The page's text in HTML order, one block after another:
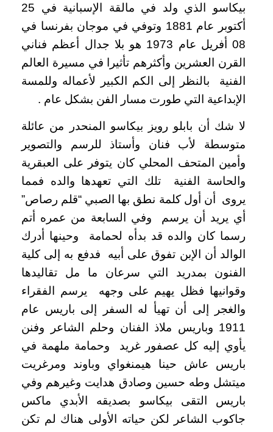
بيكاسو الذي ولد في مالقة الإسبانية في 25
أكتوبر عام 1881 وتوفي في موجان بفرنسا في
08 أفريل عام 1973 هو بلا جدال أعظم فناني
القرن العشرين وأكثرهم تأثيرا في مسيرة العالم
الفنية بالنظر إلى الكم الكبير لأعماله وللمسة
الإبداعية التي طورت مسار الفن بشكل عام .
لا شك أن بابلو رويز بيكاسو المنحدر من عائلة
متوسطة لأب فنان وأستاذ للرسم والتصوير
وأمين المتحف المحلي كان يتوفر على العبقرية
والحاسة الفنية تلك التي تعهدها والده فمما
يروى أن أول كلمة نطق بها الصبي “قلم رصاص”
أي يريد أن يرسم وفي السابعة من عمره أتم
رسما كان والده قد بدأه لحمامة وحينها أدرك
الوالد أن الإبن تفوق على أبيه فدفع به إلى كلية
الفنون بمدريد التي سرعان ما مل تقاليدها
وقوانيها فظل يهيم على وجهه يرسم الفقراء
والغجر إلى أن تهيأ له السفر إلى باريس عام
1911 وباريس ملاذ الفنان وحلم الشاعر وفنن
يأوي إليه كل عصفور غريد وحمامة ملهمة في
باريس عاش حينا هيمنغواي وباوند ومرغريت
ميتشل وطه حسين وصادق هدايت وغيرهم وفي
باريس التقى بيكاسو بصديقه الأبدي ماكس
جاكوب الشاعر لكن حياته الأولى هناك لم تكن